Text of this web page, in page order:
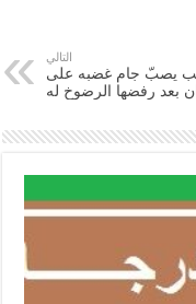
التالي
يصبّ جام غضبه على
بعد رفضها الرضوخ له